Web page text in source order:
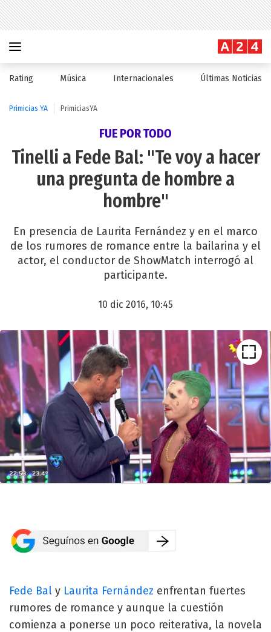
Rating Música Internacionales Últimas Noticias
Primicias YA PrimiciasYA
FUE POR TODO
Tinelli a Fede Bal: "Te voy a hacer
una pregunta de hombre a
hombre"
En presencia de Laurita Fernández y en el marco
de los rumores de romance entre la bailarina y el
actor, el conductor de ShowMatch interrogó al
participante.
10 dic 2016, 10:45
Fede Bal y Laurita Fernández enfrentan fuertes
rumores de romance y aunque la cuestión
comienza a ponerse un poco reiterativa, la novela